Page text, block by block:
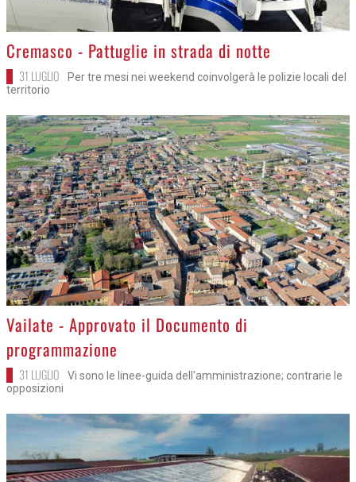
>
Cremasco - Pattuglie in strada di notte
31 LUGLIO
Per tre mesi nei weekend coinvolgerà le polizie locali del
territorio
>
Vailate - Approvato il Documento di
programmazione
31 LUGLIO
Vi sono le linee-guida dell'amministrazione; contrarie le
opposizioni